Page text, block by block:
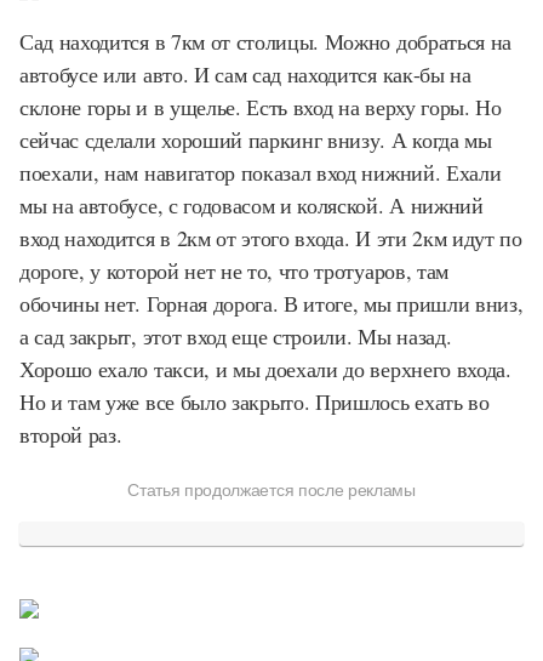
Сад находится в 7км от столицы. Можно добраться на
автобусе или авто. И сам сад находится как-бы на
склоне горы и в ущелье. Есть вход на верху горы. Но
сейчас сделали хороший паркинг внизу. А когда мы
поехали, нам навигатор показал вход нижний. Ехали
мы на автобусе, с годовасом и коляской. А нижний
вход находится в 2км от этого входа. И эти 2км идут по
дороге, у которой нет не то, что тротуаров, там
обочины нет. Горная дорога. В итоге, мы пришли вниз,
а сад закрыт, этот вход еще строили. Мы назад.
Хорошо ехало такси, и мы доехали до верхнего входа.
Но и там уже все было закрыто. Пришлось ехать во
второй раз.
Статья продолжается после рекламы